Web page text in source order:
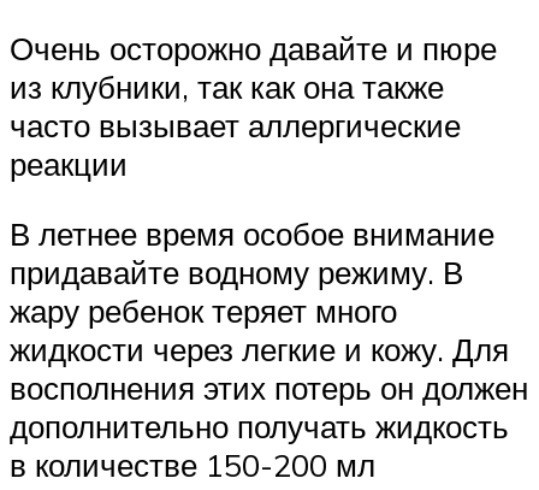
Очень осторожно давайте и пюре
из клубники, так как она также
часто вызывает аллергические
реакции
В летнее время особое внимание
придавайте водному режиму. В
жару ребенок теряет много
жидкости через легкие и кожу. Для
восполнения этих потерь он должен
дополнительно получать жидкость
в количестве 150-200 мл